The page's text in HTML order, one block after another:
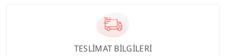
TESLİMAT BİLGİLERİ